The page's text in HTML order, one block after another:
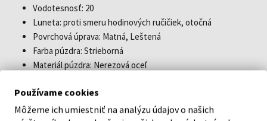
Vodotesnosť: 20
Luneta: proti smeru hodinových ručičiek, otočná
Povrchová úprava: Matná, Leštená
Farba púzdra: Strieborná
Materiál púzdra: Nerezová oceľ
Tvar púzdra: Okrúhly
Šírka púzdra: 42
Používame cookies
Môžeme ich umiestniť na analýzu údajov o našich